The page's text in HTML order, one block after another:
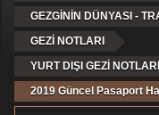
GEZGİNİN DÜNYASI -
GEZİ NOTLARI
YURT DIŞI GEZİ NOTLARI
2019 Güncel Pasaport